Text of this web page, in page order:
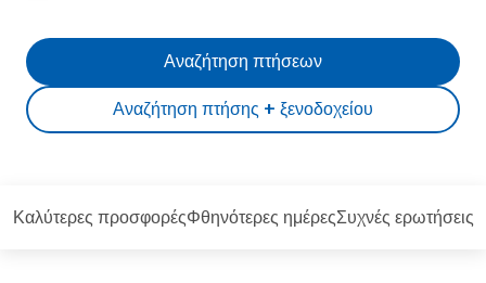
Αναζήτηση πτήσης + ξενοδοχείου
Αναζήτηση πτήσεων
Καλύτερες προσφορέςΦθηνότερες ημέρεςΣυχνές ερωτήσεις